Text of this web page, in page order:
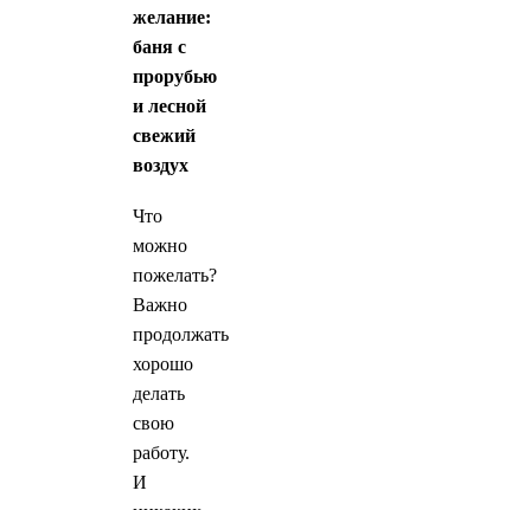
желание:
баня с
прорубью
и лесной
свежий
воздух
Что
можно
пожелать?
Важно
продолжать
хорошо
делать
свою
работу.
И